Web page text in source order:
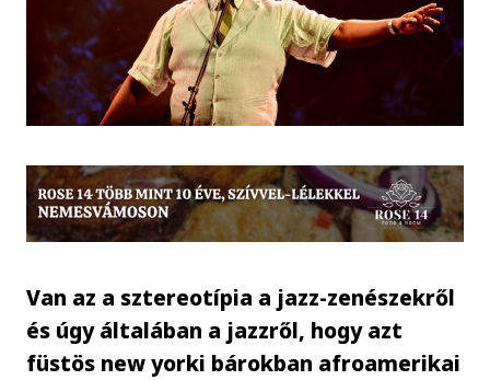
Van az a sztereotípia a jazz-zenészekről
és úgy általában a jazzről, hogy azt
füstös new yorki bárokban afroamerikai